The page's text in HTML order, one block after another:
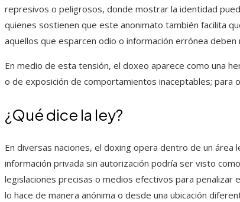
represivos o peligrosos, donde mostrar la identidad
quienes sostienen que este anonimato también facilita
aquellos que esparcen odio o información errónea
En medio de esta tensión, el doxeo aparece como una
o de exposición de comportamientos inaceptables; para
¿Qué dice la ley?
En diversas naciones, el doxing opera dentro de un
información privada sin autorización podría ser visto
legislaciones precisas o medios efectivos para penalizar
lo hace de manera anónima o desde una ubicación